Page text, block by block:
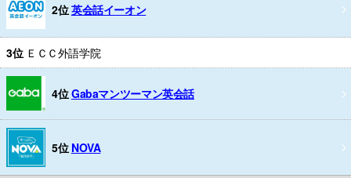
2位英会話イーオン
3位 ＥＣＣ外語学院
4位Gabaマンツーマン英会話
5位 NOVA